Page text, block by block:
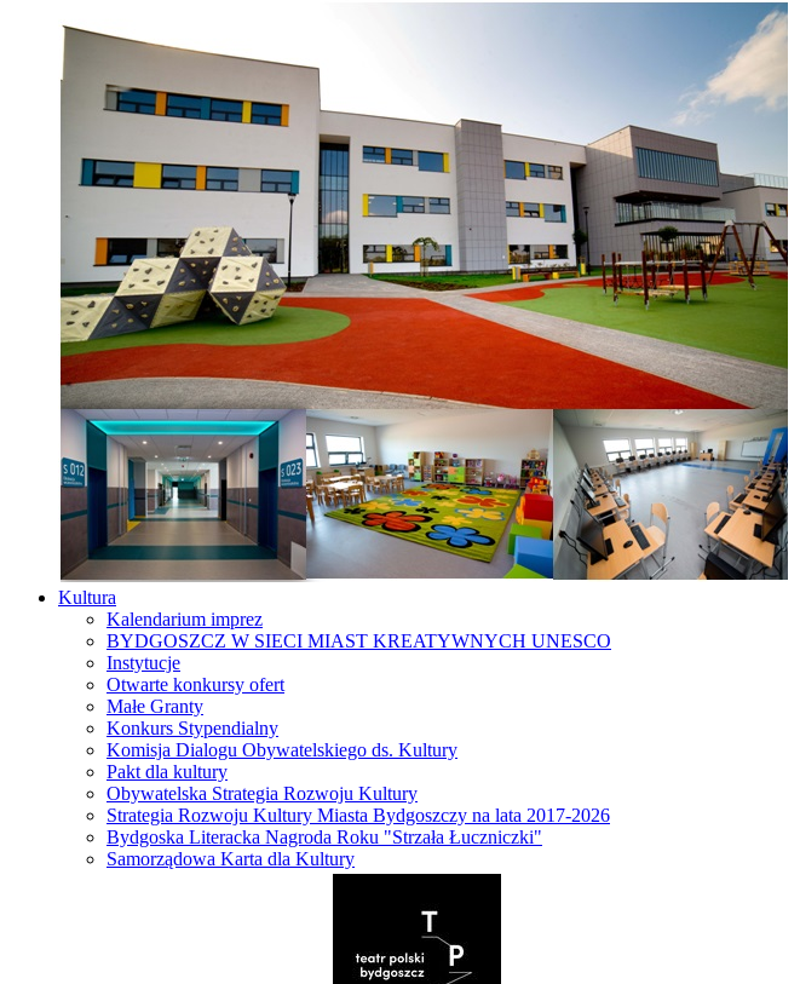
Kultura
Kalendarium imprez
BYDGOSZCZ W SIECI MIAST KREATYWNYCH UNESCO
Instytucje
Otwarte konkursy ofert
Małe Granty
Konkurs Stypendialny
Komisja Dialogu Obywatelskiego ds. Kultury
Pakt dla kultury
Obywatelska Strategia Rozwoju Kultury
Strategia Rozwoju Kultury Miasta Bydgoszczy na lata 2017-2026
Bydgoska Literacka Nagroda Roku "Strzała Łuczniczki"
Samorządowa Karta dla Kultury